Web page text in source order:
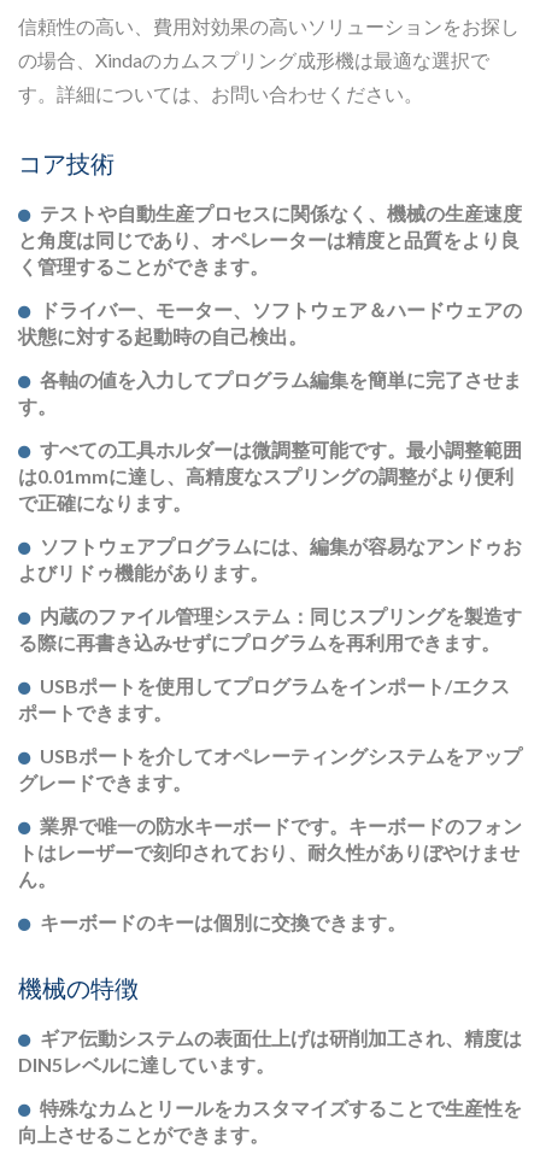
信頼性の高い、費用対効果の高いソリューションをお探し
の場合、Xindaのカムスプリング成形機は最適な選択で
す。詳細については、お問い合わせください。
コア技術
テストや自動生産プロセスに関係なく、機械の生産速度
と角度は同じであり、オペレーターは精度と品質をより良
く管理することができます。
ドライバー、モーター、ソフトウェア＆ハードウェアの
状態に対する起動時の自己検出。
各軸の値を入力してプログラム編集を簡単に完了させま
す。
すべての工具ホルダーは微調整可能です。最小調整範囲
は0.01mmに達し、高精度なスプリングの調整がより便利
で正確になります。
ソフトウェアプログラムには、編集が容易なアンドゥお
よびリドゥ機能があります。
内蔵のファイル管理システム：同じスプリングを製造す
る際に再書き込みせずにプログラムを再利用できます。
USBポートを使用してプログラムをインポート/エクス
ポートできます。
USBポートを介してオペレーティングシステムをアップ
グレードできます。
業界で唯一の防水キーボードです。キーボードのフォン
トはレーザーで刻印されており、耐久性がありぼやけませ
ん。
キーボードのキーは個別に交換できます。
機械の特徴
ギア伝動システムの表面仕上げは研削加工され、精度は
DIN5レベルに達しています。
特殊なカムとリールをカスタマイズすることで生産性を
向上させることができます。